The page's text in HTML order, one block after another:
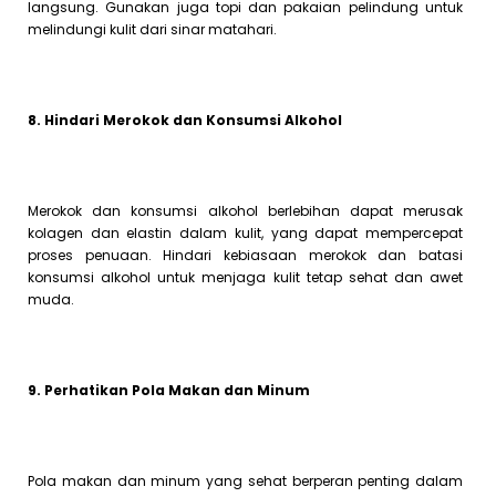
langsung. Gunakan juga topi dan pakaian pelindung untuk
melindungi kulit dari sinar matahari.
8. Hindari Merokok dan Konsumsi Alkohol
Merokok dan konsumsi alkohol berlebihan dapat merusak
kolagen dan elastin dalam kulit, yang dapat mempercepat
proses penuaan. Hindari kebiasaan merokok dan batasi
konsumsi alkohol untuk menjaga kulit tetap sehat dan awet
muda.
9. Perhatikan Pola Makan dan Minum
Pola makan dan minum yang sehat berperan penting dalam